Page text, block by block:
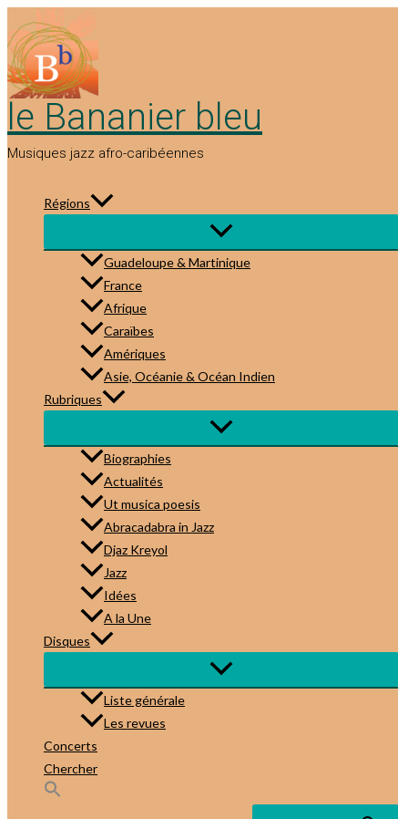
au
contenu
le Bananier bleu
Musiques jazz afro-caribéennes
Régions
Guadeloupe & Martinique
France
Afrique
Caraïbes
Amériques
Asie, Océanie & Océan Indien
Rubriques
Biographies
Actualités
Ut musica poesis
Abracadabra in Jazz
Djaz Kreyol
Jazz
Idées
A la Une
Disques
Liste générale
Les revues
Concerts
Chercher